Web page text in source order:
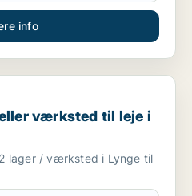
info
til leje i Lynge
værksted til leje i
lager / værksted i Lynge til